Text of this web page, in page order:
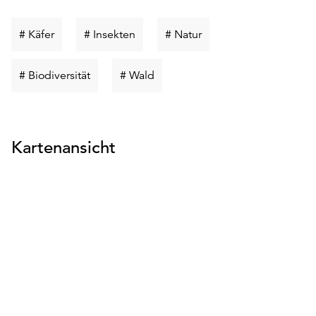
# KäferSchlüsselwort
# Insekten Schlüsselwort
# NaturSchlüsselwort
# BiodiversitätSchlüsselwort
# Wald
Kartenansicht